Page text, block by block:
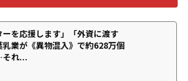
ーを応援します」「外資に渡す
乳業が《異物混入》で約628万個
れ...